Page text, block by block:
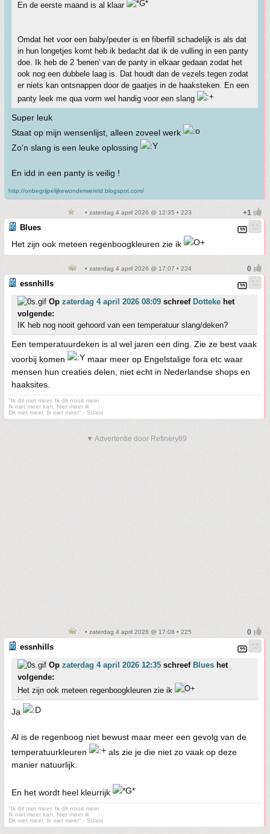
En de eerste maand is al klaar
Omdat het voor een baby/peuter is en fiberfill schadelijk is als dat
in hun longetjes komt heb ik bedacht dat ik de vulling in een panty
doe. Ik heb de 2 'benen' van de panty in elkaar gedaan zodat het
ook nog een dubbele laag is. Dat houdt dan de vezels tegen zodat
er niets kan ontsnappen door de gaatjes in de haaksteken. En een
panty leek me qua vorm wel handig voor een slang
Super leuk
Staat op mijn wensenlijst, alleen zoveel werk
Zo'n slang is een leuke oplossing
En idd in een panty is veilig !
http://onbegrijpelijkewonderwereld.blogspot.com/
• zaterdag 4 april 2026 @ 12:35 • 223
Blues
Het zijn ook meteen regenboogkleuren zie ik
• zaterdag 4 april 2026 @ 17:07 • 224
essnhills
Op zaterdag 4 april 2026 08:09 schreef Dotteke het
volgende:
IK heb nog nooit gehoord van een temperatuur slang/deken?
Een temperatuurdeken is al wel jaren een ding. Zie ze best vaak
voorbij komen
maar meer op Engelstalige fora etc waar
mensen hun creaties delen, niet echt in Nederlandse shops en
haaksites.
"Ik dit niet meer, Ik dit nooit meer
Ik niet meer kan, Niet meer ik
Dit niet meer, Ik niet meer" - Strani
▼ Advertentie door Refinery89
• zaterdag 4 april 2026 @ 17:08 • 225
essnhills
Op zaterdag 4 april 2026 12:35 schreef Blues het
volgende:
Het zijn ook meteen regenboogkleuren zie ik
Ja
Al is de regenboog niet bewust maar meer een gevolg van de
temperatuurkleuren
als zie je die niet zo vaak op deze
manier natuurlijk.
En het wordt heel kleurrijk
"Ik dit niet meer, Ik dit nooit meer
Ik niet meer kan, Niet meer ik
Dit niet meer, Ik niet meer" - Strani